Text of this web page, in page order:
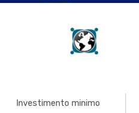
Investimento minimo